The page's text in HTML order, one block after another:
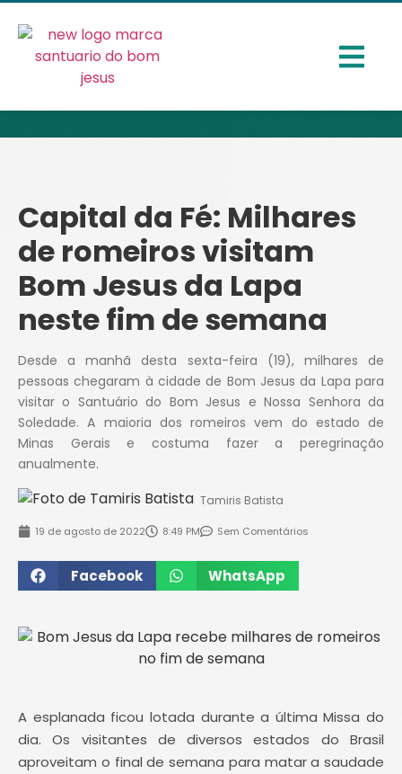
Capital da Fé: Milhares
de romeiros visitam
Bom Jesus da Lapa
neste fim de semana
Desde a manhã desta sexta-feira (19), milhares de
pessoas chegaram à cidade de Bom Jesus da Lapa para
visitar o Santuário do Bom Jesus e Nossa Senhora da
Soledade. A maioria dos romeiros vem do estado de
Minas Gerais e costuma fazer a peregrinação
anualmente.
Tamiris Batista
19 de agosto de 2022 8:49 PM Sem Comentários
Facebook WhatsApp
A esplanada ficou lotada durante a última Missa do
dia. Os visitantes de diversos estados do Brasil
aproveitam o final de semana para matar a saudade